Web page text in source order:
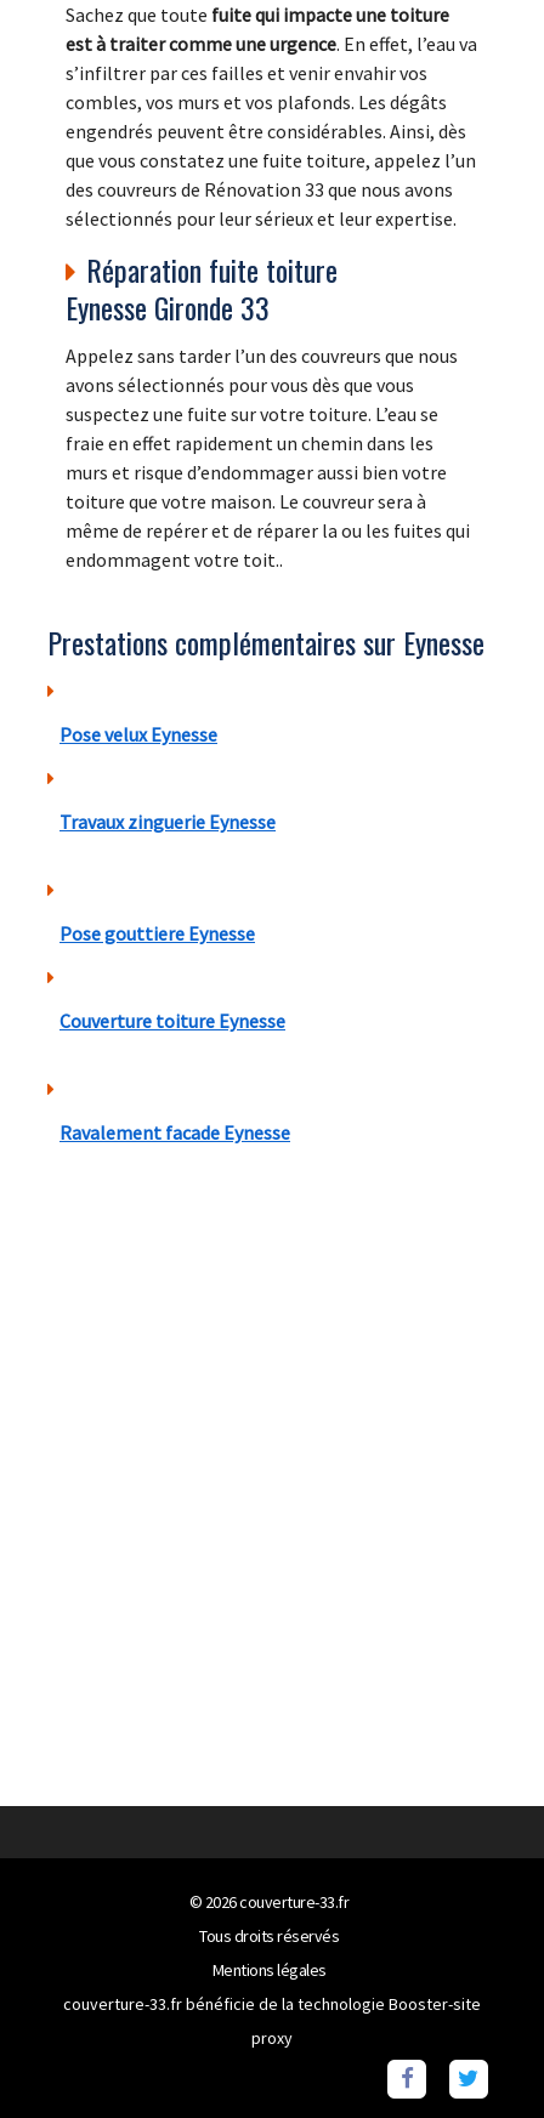
Sachez que toute fuite qui impacte une toiture
est à traiter comme une urgence. En effet, l’eau va
s’infiltrer par ces failles et venir envahir vos
combles, vos murs et vos plafonds. Les dégâts
engendrés peuvent être considérables. Ainsi, dès
que vous constatez une fuite toiture, appelez l’un
des couvreurs de Rénovation 33 que nous avons
sélectionnés pour leur sérieux et leur expertise.
Réparation fuite toiture
Eynesse Gironde 33
Appelez sans tarder l’un des couvreurs que nous
avons sélectionnés pour vous dès que vous
suspectez une fuite sur votre toiture. L’eau se
fraie en effet rapidement un chemin dans les
murs et risque d’endommager aussi bien votre
toiture que votre maison. Le couvreur sera à
même de repérer et de réparer la ou les fuites qui
endommagent votre toit..
Prestations complémentaires sur Eynesse
Pose velux Eynesse
Travaux zinguerie Eynesse
Pose gouttiere Eynesse
Couverture toiture Eynesse
Ravalement facade Eynesse
© 2026couverture-33.fr
Tous droits réservés
Mentions légales
couverture-33.fr bénéficie de la technologie Booster-site
proxy